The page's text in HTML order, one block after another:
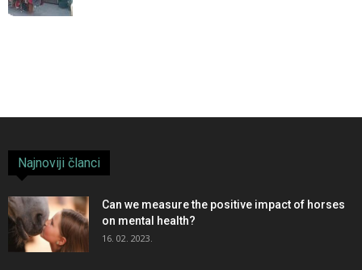
Najnoviji članci
Can we measure the positive impact of horses
on mental health?
16. 02. 2023.